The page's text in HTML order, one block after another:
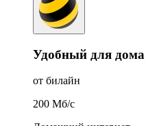
Удобный для дома
от билайн
200 Мб/c